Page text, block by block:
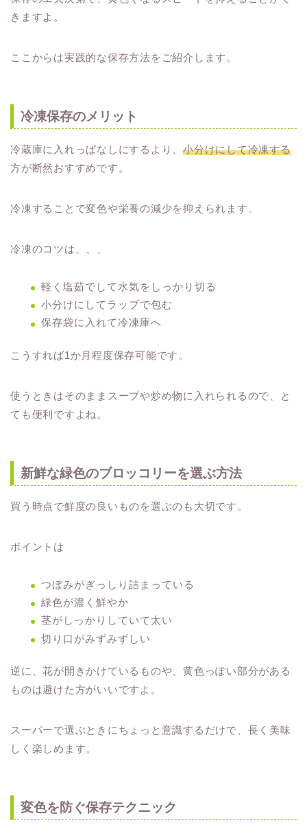
きますよ。
ここからは実践的な保存方法をご紹介します。
冷凍保存のメリット
冷蔵庫に入れっぱなしにするより、小分けにして冷凍する
方が断然おすすめです。
冷凍することで変色や栄養の減少を抑えられます。
冷凍のコツは、、、
軽く塩茹でして水気をしっかり切る
小分けにしてラップで包む
保存袋に入れて冷凍庫へ
こうすれば1か月程度保存可能です。
使うときはそのままスープや炒め物に入れられるので、と
ても便利ですよね。
新鮮な緑色のブロッコリーを選ぶ方法
買う時点で鮮度の良いものを選ぶのも大切です。
ポイントは
つぼみがぎっしり詰まっている
緑色が濃く鮮やか
茎がしっかりしていて太い
切り口がみずみずしい
逆に、花が開きかけているものや、黄色っぽい部分がある
ものは避けた方がいいですよ。
スーパーで選ぶときにちょっと意識するだけで、長く美味
しく楽しめます。
変色を防ぐ保存テクニック